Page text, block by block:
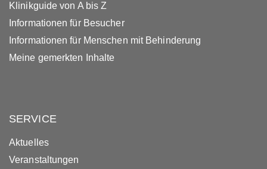
Klinikguide von A bis Z
Informationen für Besucher
Informationen für Menschen mit Behinderung
Meine gemerkten Inhalte
SERVICE
Aktuelles
Veranstaltungen